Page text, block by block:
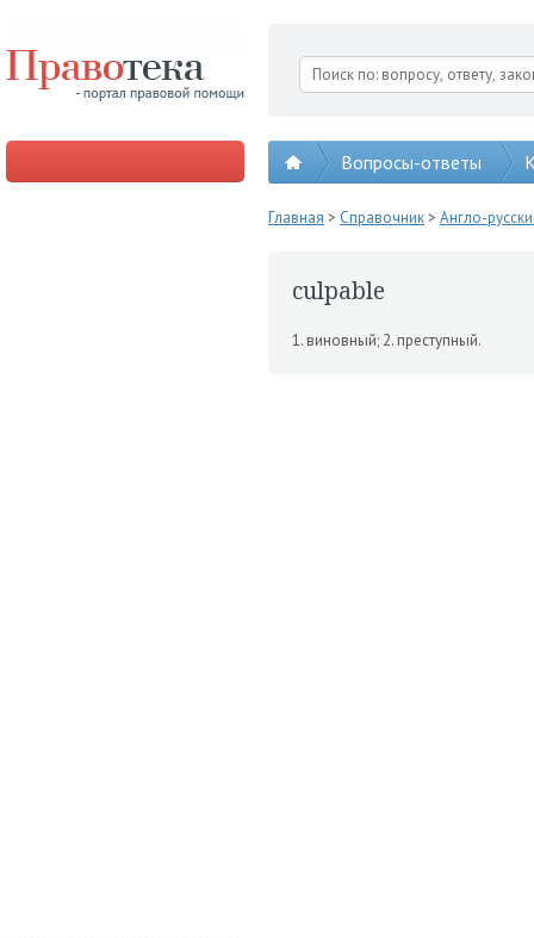
Вопросы-ответы
Главная > Справочник> Англо-
culpable
1. виновный; 2. преступный.